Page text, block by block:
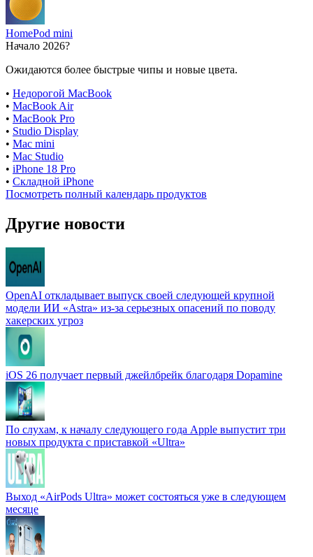
HomePod mini
Начало 2026?
Ожидаются более быстрые чипы и новые цвета.
• Недорогой MacBook
• MacBook Air
• MacBook Pro
• Studio Display
• Mac mini
• Mac Studio
• iPhone 18 Pro
• Складной iPhone
Посмотреть полный календарь продуктов
Другие новости
OpenAI откладывает выпуск своей следующей крупной
модели ИИ «Astra» из-за серьезных опасений по поводу
хакерских угроз
iOS 26 получает первый джейлбрейк благодаря Dopamine
По слухам, к началу следующего года Apple выпустит три
новых продукта с приставкой «Ultra»
Выход «AirPods Ultra» может состояться уже в следующем
месяце